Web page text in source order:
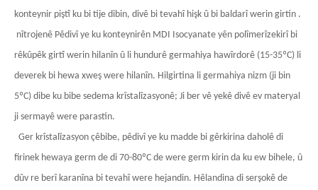
konteynir piştî ku bi tije dibin, divê bi tevahî hişk û bi baldarî werin girtin .
nîtrojenê Pêdivî ye ku konteynirên MDI Isocyanate yên polîmerîzekirî bi
rêkûpêk girtî werin hilanîn û li hundurê germahiya hawîrdorê (15-35ºC) li
deverek bi hewa xweş were hilanîn. Hilgirtina li germahiya nizm (ji bin
5ºC) dibe ku bibe sedema krîstalîzasyonê; Ji ber vê yekê divê ev materyal
ji sermayê were parastin.
Ger krîstalîzasyon çêbibe, pêdivî ye ku madde bi gêrkirina daholê di
firinek hewaya germ de di 70-80ºC de were germ kirin da ku ew bihele, û
dûv re berî karanîna bi tevahî were hejandin. Hêlandina di serşokê de